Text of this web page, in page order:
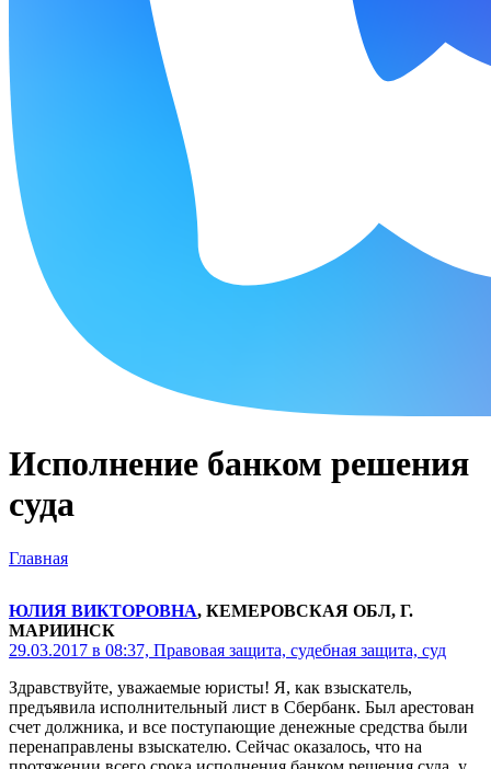
Исполнение банком решения
суда
Главная
ЮЛИЯ ВИКТОРОВНА, КЕМЕРОВСКАЯ ОБЛ, Г.
МАРИИНСК
29.03.2017 в 08:37, Правовая защита, судебная защита, суд
Здравствуйте, уважаемые юристы! Я, как взыскатель,
предъявила исполнительный лист в Сбербанк. Был арестован
счет должника, и все поступающие денежные средства были
перенаправлены взыскателю. Сейчас оказалось, что на